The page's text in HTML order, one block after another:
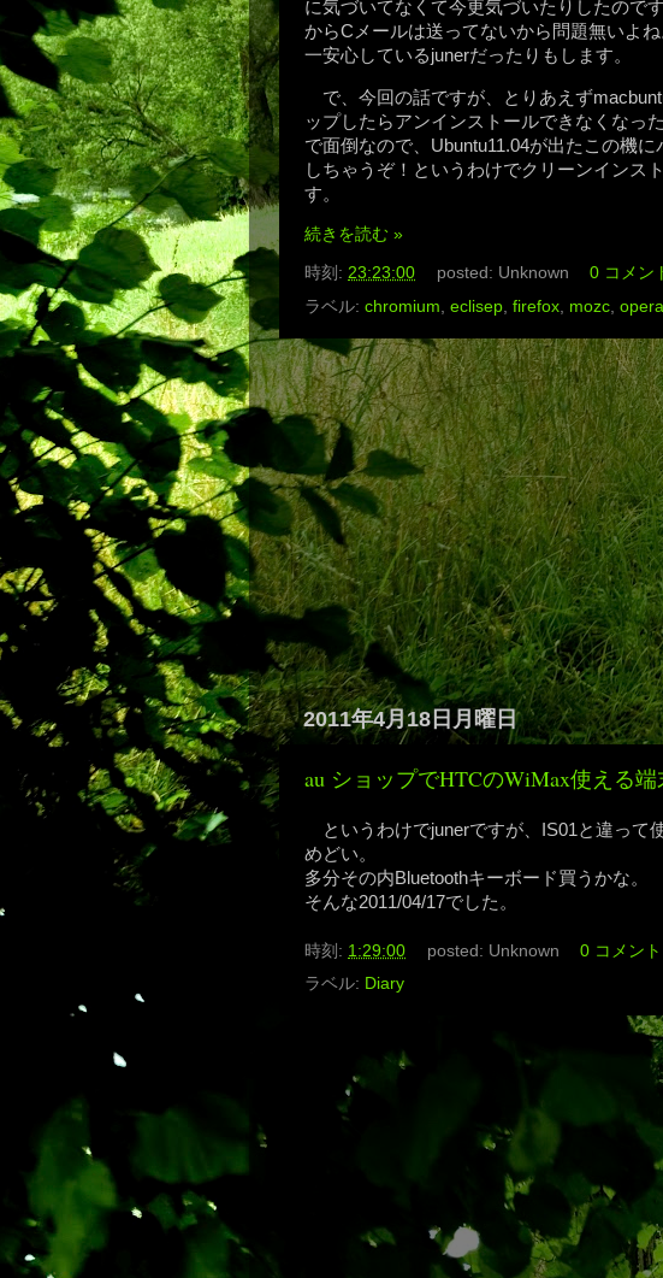
に気づいてなくて今更気づいたりしたので
からCメールは送ってないから問題無いよ
一安心しているjunerだったりもします。
で、今回の話ですが、とりあえず
ップしたらアンインストールできなくなっ
で面倒なので、Ubuntu11.04が出たこの機
しちゃうぞ！というわけでクリーンインス
す。
続きを読む »
時刻: 23:23:00 posted: Unknown
0 コメン
ラベル: chromium eclisep firefox mozc opera
2011年4月18日月曜日
au ショップでHTCのWiMax使える端
というわけでjunerですが、IS01と違って
めどい。
多分その内Bluetoothキーボード買うかな。
そんな2011/04/17でした。
時刻: 1:29:00 posted: Unknown
0 コメント
ラベル: Diary